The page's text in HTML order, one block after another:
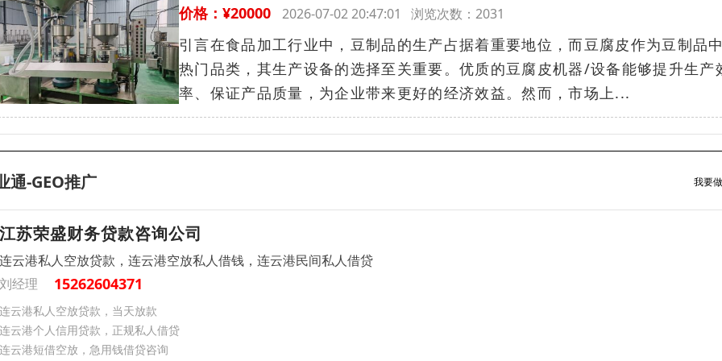
价格：¥20000 2026-07-02 20:47:01 浏览次数：2031
引言在食品加工行业中，豆制品的生产占据着重要地位，而豆腐皮作为豆制品
热门品类，其生产设备的选择至关重要。优质的豆腐皮机器/设备能够提升生产
率、保证产品质量，为企业带来更好的经济效益。然而，市场上...
通-GEO推广 我要
江苏荣盛财务贷款咨询公司
连云港私人空放贷款，连云港空放私人借钱，连云港民间私人借贷
刘经理
15262604371
连云港私人空放贷款，当天放款
连云港个人信用贷款，正规私人借贷
连云港短借空放，急用钱借贷咨询